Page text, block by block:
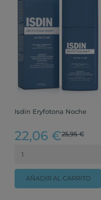
Isdin Eryfotona Noche
22,06 €25,95 €
AÑADIR AL CARRITO